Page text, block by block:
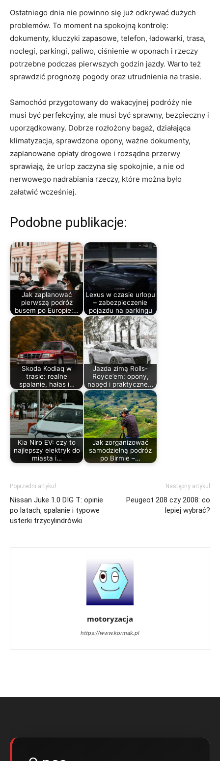
Ostatniego dnia nie powinno się już odkrywać dużych
problemów. To moment na spokojną kontrolę:
dokumenty, kluczyki zapasowe, telefon, ładowarki, trasa,
noclegi, parkingi, paliwo, ciśnienie w oponach i rzeczy
potrzebne podczas pierwszych godzin jazdy. Warto też
sprawdzić prognozę pogody oraz utrudnienia na trasie.
Samochód przygotowany do wakacyjnej podróży nie
musi być perfekcyjny, ale musi być sprawny, bezpieczny i
uporządkowany. Dobrze rozłożony bagaż, działająca
klimatyzacja, sprawdzone opony, ważne dokumenty,
zaplanowane opłaty drogowe i rozsądne przerwy
sprawiają, że urlop zaczyna się spokojnie, a nie od
nerwowego nadrabiania rzeczy, które można było
załatwić wcześniej.
Podobne publikacje:
Jak zaplanować
pierwszą podróż
busem po Europie:…
Lexus w czasie urlopu
– zabezpieczenie
pojazdu na parkingu
Skoda Kodiaq w
trasie: realne
spalanie, hałas i…
Jazda zimą Rolls-
Royce’em: opony,
napęd i praktyczne…
Kia Niro EV: czy to
najlepszy elektryk do
miasta i…
Jak zorganizować
samodzielną podróż
po Birmie –…
Poprzedni artykuł
Nissan Juke 1.0 DIG T: opinie
po latach, spalanie i typowe
usterki trzycylindrówki
Następny artykuł
Peugeot 208 czy 2008: co
lepiej wybrać?
motoryzacja
https://www.kormak.pl